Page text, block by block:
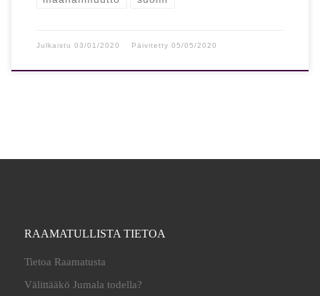
Julkaistu 03/01/2020 Päivitetty 05/05/2020
RAAMATULLISTA TIETOA
Tietoa Raamatusta
Välittääkö Jumala todella?